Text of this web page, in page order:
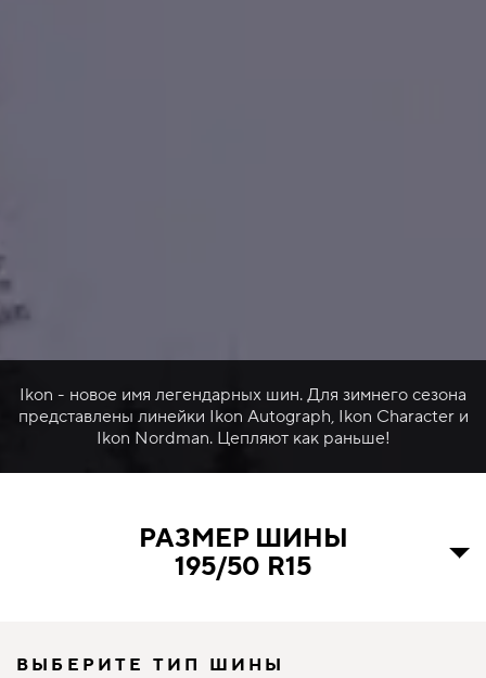
Ikon - новое имя легендарных шин. Для зимнего сезона
представлены линейки Ikon Autograph, Ikon Character и
Ikon Nordman. Цепляют как раньше!
РАЗМЕР ШИНЫ
195/50 R15
ВЫБЕРИТЕ ТИП ШИНЫ